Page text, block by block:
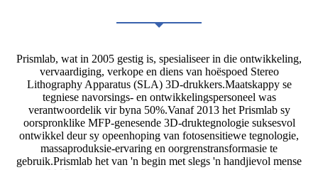
Prismlab, wat in 2005 gestig is, spesialiseer in die ontwikkeling,
vervaardiging, verkope en diens van hoëspoed Stereo
Lithography Apparatus (SLA) 3D-drukkers.Maatskappy se
tegniese navorsings- en ontwikkelingspersoneel was
verantwoordelik vir byna 50%.Vanaf 2013 het Prismlab sy
oorspronklike MFP-genesende 3D-druktegnologie suksesvol
ontwikkel deur sy opeenhoping van fotosensitiewe tegnologie,
massaproduksie-ervaring en oorgrenstransformasie te
gebruik.Prismlab het van 'n begin met slegs 'n handjievol mense